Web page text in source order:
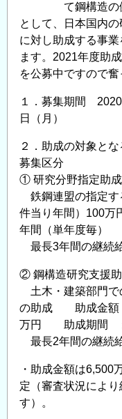
育
助
成
事
業」
に
る
助
成
金
給
付
対
象
研
究
テ
ー
の
公
募
て鋼構造
として、日本国内
に対し助成する事
ます。2021年度助
を公募中ですので奮
１．募集期間
日（月）
２．助成の対象とな
募集区分
① 研究分野指定助成
鉄鋼連盟の指定
件当り年間）100
年間（単年度毎）
最長3年間の継続
② 鋼構造研究支援助
土木・建築部門で
の助成 助成金額
万円 助成期間 １
最長2年間の継続
・助成金額は6,500
定（審査状況によ
す）。